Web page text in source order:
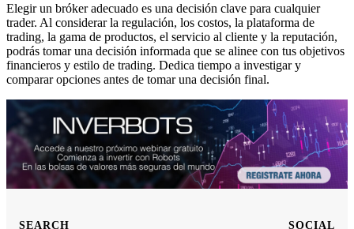
Elegir un bróker adecuado es una decisión clave para cualquier
trader. Al considerar la regulación, los costos, la plataforma de
trading, la gama de productos, el servicio al cliente y la reputación,
podrás tomar una decisión informada que se alinee con tus objetivos
financieros y estilo de trading. Dedica tiempo a investigar y
comparar opciones antes de tomar una decisión final.
SEARCH SOCIAL